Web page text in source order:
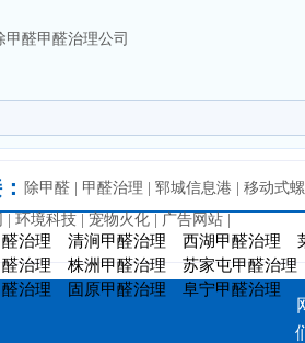
醛甲醛治理公司
除甲醛 甲醛治理 郓城信息港
移动式
环境科技 宠物火化 广告网站
治理 清涧甲醛治理 西湖甲醛治理
治理 株洲甲醛治理
苏家屯甲醛治理
治理 固原甲醛治理 阜宁甲醛治理